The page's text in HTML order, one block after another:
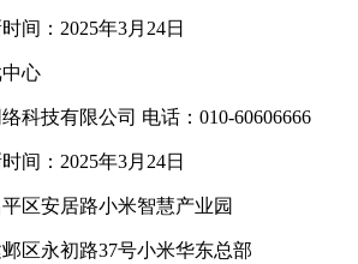
间：2025年3月24日
心
科技有限公司 电话：010-60606666
间：2025年3月24日
区安居路小米智慧产业园
区永初路37号小米华东总部